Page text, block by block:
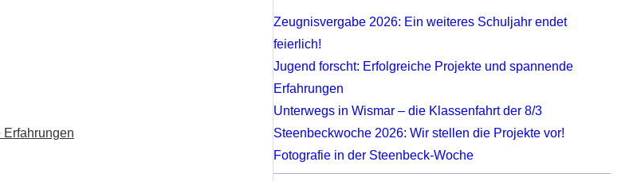
Zeugnisvergabe 2026: Ein weiteres Schuljahr endet
feierlich!
Jugend forscht: Erfolgreiche Projekte und spannende
Erfahrungen
Unterwegs in Wismar – die Klassenfahrt der 8/3
Steenbeckwoche 2026: Wir stellen die Projekte vor!
Fotografie in der Steenbeck-Woche